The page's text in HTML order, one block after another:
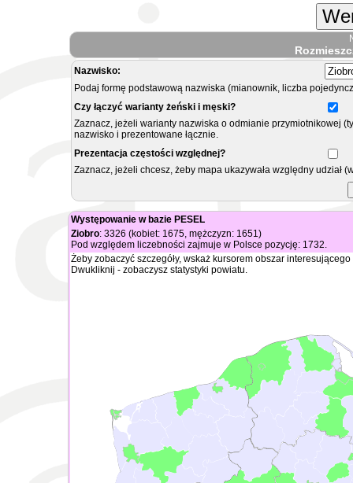
Nazwisko:
Podaj formę podstawową nazwiska (mianownik, liczba
Czy łączyć warianty żeński i męski?
Zaznacz, jeżeli warianty nazwiska o odmianie przymiotnikowej
nazwisko i prezentowane łącznie.
Prezentacja częstości względnej?
Zaznacz, jeżeli chcesz, żeby mapa ukazywała względny
Występowanie w bazie PESEL
Ziobro: 3326 (kobiet: 1675, mężczyzn: 1651)
Pod względem liczebności zajmuje w Polsce pozycję: 1732.
Żeby zobaczyć szczegóły, wskaż kursorem obszar
Dwukliknij - zobaczysz statystyki powiatu.